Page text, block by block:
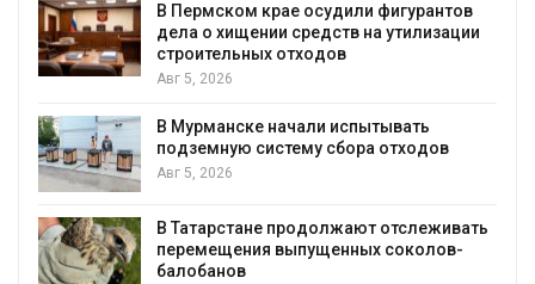
крае осудили фигурантов
о хищении средств на утилизации
отходов
2026
начали испытывать
систему сбора отходов
2026
продолжают отслеживать
выпущенных соколов-
От